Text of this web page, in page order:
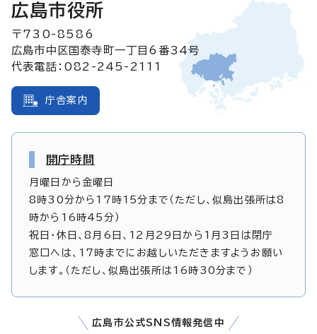
広島市役所
〒730-8586
広島市中区国泰寺町一丁目6番34号
代表電話：082-245-2111
庁舎案内
開庁時間
月曜日から金曜日
8時30分から17時15分まで（ただし、似島出張所は8
時から16時45分）
祝日・休日、8月6日、12月29日から1月3日は閉庁
窓口へは、17時までにお越しいただきますようお願い
します。（ただし、似島出張所は16時30分まで）
広島市公式SNS情報発信中